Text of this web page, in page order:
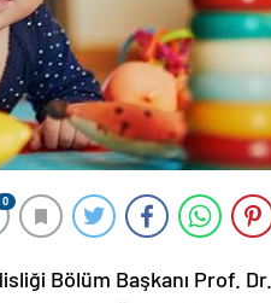
0
Bölüm Başkanı Prof. Dr.